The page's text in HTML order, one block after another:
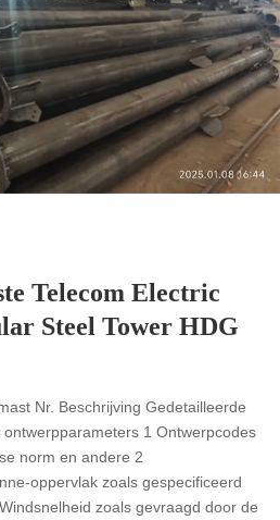
Telecom Electric
Steel Tower HDG
Nr. Beschrijving Gedetailleerde
1 Ontwerpcodes
norm en andere 2
oppervlak zoals gespecificeerd
zoals gevraagd door de